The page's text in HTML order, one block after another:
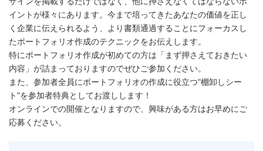
イントが様々にあります。今まで培ってきたあなたの価値を正し
く企業に伝えられるよう、より書類通過することにフォーカスし
たポートフォリオ作成のテクニックをお伝えします。
特にポートフォリオ作成が初めての方は「まず押さえておきたい
内容」が詰まっておりますのでぜひご参加ください。
また、参加者全員にポートフォリオの作成に役立つ"棚卸しシー
ト"を参加者特典としてお渡しします！
オンラインでの開催となりますので、興味がある方はお早めにご
応募ください。